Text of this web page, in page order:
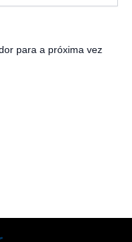
para a próxima vez